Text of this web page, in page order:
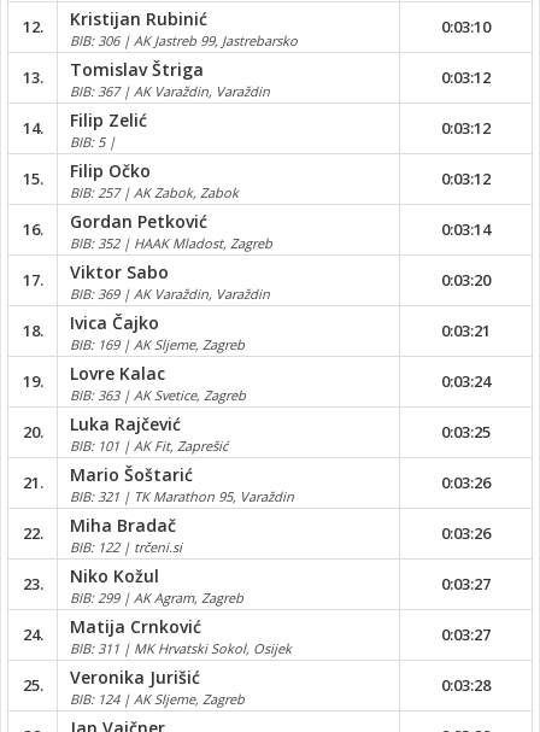
12. Kristijan Rubinić
BIB: 306 | AK Jastreb 99, Jastrebarsko
0:03:10
13. Tomislav Štriga
BIB: 367 | AK Varaždin, Varaždin
0:03:12
14. Filip Zelić
BIB: 5 |
0:03:12
15. Filip Očko
BIB: 257 | AK Zabok, Zabok
0:03:12
16. Gordan Petković
BIB: 352 | HAAK Mladost, Zagreb
0:03:14
17. Viktor Sabo
BIB: 369 | AK Varaždin, Varaždin
0:03:20
18. Ivica Čajko
BIB: 169 | AK Sljeme, Zagreb
0:03:21
19. Lovre Kalac
BIB: 363 | AK Svetice, Zagreb
0:03:24
20. Luka Rajčević
BIB: 101 | AK Fit, Zaprešić
0:03:25
21. Mario Šoštarić
BIB: 321 | TK Marathon 95, Varaždin
0:03:26
22. Miha Bradač
BIB: 122 | trčeni.si
0:03:26
23. Niko Kožul
BIB: 299 | AK Agram, Zagreb
0:03:27
24. Matija Crnković
BIB: 311 | MK Hrvatski Sokol, Osijek
0:03:27
25. Veronika Jurišić
BIB: 124 | AK Sljeme, Zagreb
0:03:28